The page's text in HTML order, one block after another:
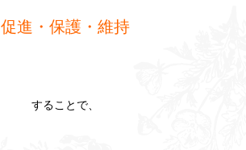
促進・保護・維持
することで、